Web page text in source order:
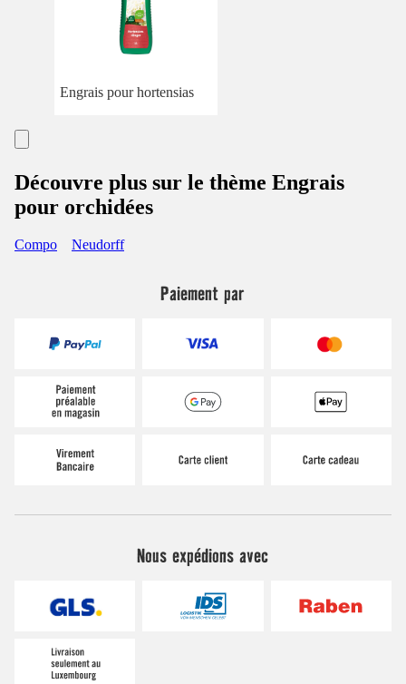
Engrais pour hortensias
Découvre plus sur le thème Engrais
pour orchidées
Compo Neudorff
Paiement par
Nous expédions avec